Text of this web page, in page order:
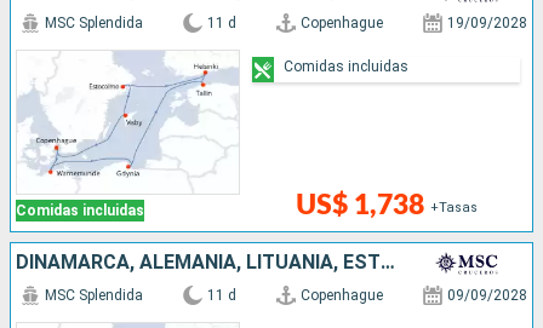
Comidas incluidas
MSC Splendida 11 d Copenhague 19/09/2028
US$ 1,738 +Tasas
Comidas incluidas
DINAMARCA, ALEMANIA, LITUANIA, ESTONIA, FINLANDIA, SUECIA
MSC Splendida 11 d Copenhague 09/09/2028